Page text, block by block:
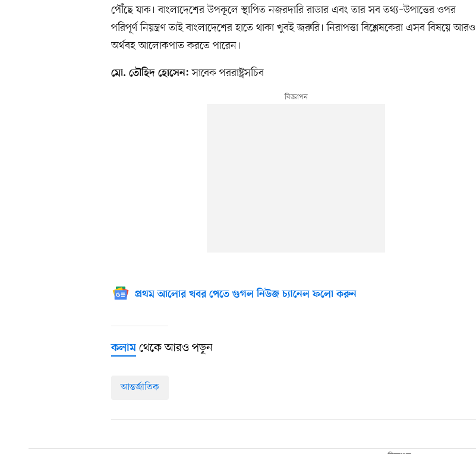
পৌঁছে যাক। বাংলাদেশের উপকূলে স্থাপিত নজরদারি রাডার এবং তার সব তথ্য–উপাত্তের ওপর
পরিপূর্ণ নিয়ন্ত্রণ তাই বাংলাদেশের হাতে থাকা খুবই জরুরি। নিরাপত্তা বিশ্লেষকেরা এসব বিষয়ে আরও
অর্থবহ আলোকপাত করতে পারেন।
মো. তৌহিদ হোসেন: সাবেক পররাষ্ট্রসচিব
প্রথম আলোর খবর পেতে গুগল নিউজ চ্যানেল ফলো করুন
কলাম থেকে আরও পড়ুন
আন্তর্জাতিক